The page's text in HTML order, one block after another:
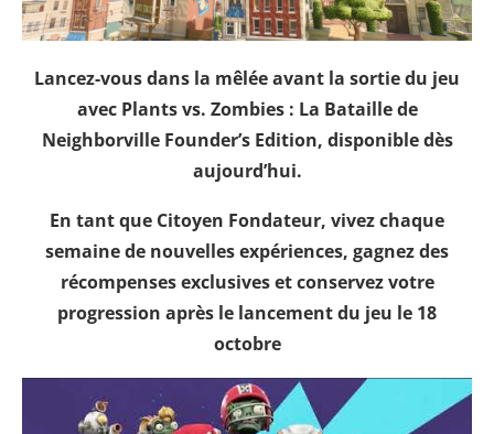
Lancez-vous dans la mêlée avant la sortie du jeu
avec Plants vs. Zombies : La Bataille de
Neighborville Founder’s Edition, disponible dès
aujourd’hui.
En tant que Citoyen Fondateur, vivez chaque
semaine de nouvelles expériences, gagnez des
récompenses exclusives et conservez votre
progression après le lancement du jeu le 18
octobre